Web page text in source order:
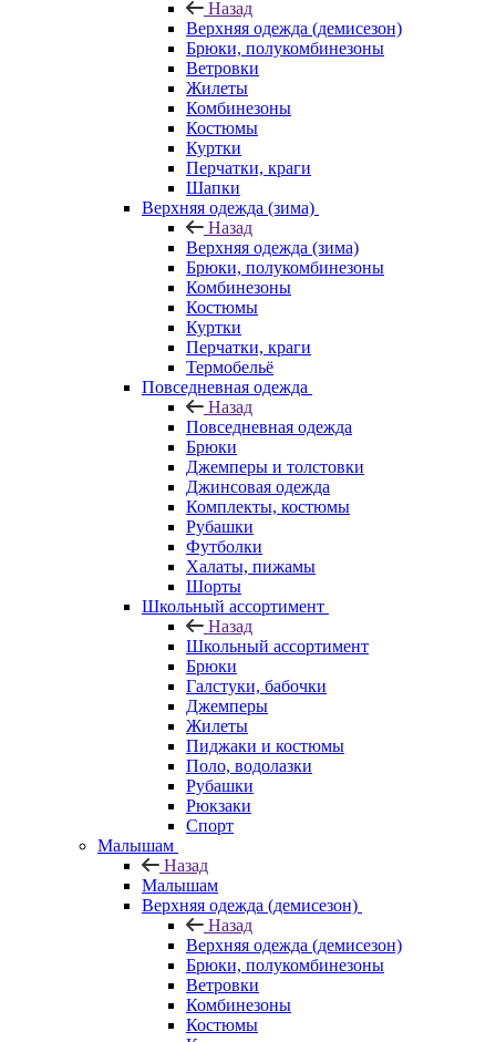
Назад
Верхняя одежда (демисезон)
Брюки, полукомбинезоны
Ветровки
Жилеты
Комбинезоны
Костюмы
Куртки
Перчатки, краги
Шапки
Верхняя одежда (зима)
Назад
Верхняя одежда (зима)
Брюки, полукомбинезоны
Комбинезоны
Костюмы
Куртки
Перчатки, краги
Термобельё
Повседневная одежда
Назад
Повседневная одежда
Брюки
Джемперы и толстовки
Джинсовая одежда
Комплекты, костюмы
Рубашки
Футболки
Халаты, пижамы
Шорты
Школьный ассортимент
Назад
Школьный ассортимент
Брюки
Галстуки, бабочки
Джемперы
Жилеты
Пиджаки и костюмы
Поло, водолазки
Рубашки
Рюкзаки
Спорт
Малышам
Назад
Малышам
Верхняя одежда (демисезон)
Назад
Верхняя одежда (демисезон)
Брюки, полукомбинезоны
Ветровки
Комбинезоны
Костюмы